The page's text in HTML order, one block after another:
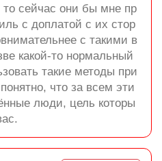
то сейчас они бы мне пр
с доплатой с их стор
с такими в
какой-то нормальный
такие методы при
что за всем эти
люди, цель которы